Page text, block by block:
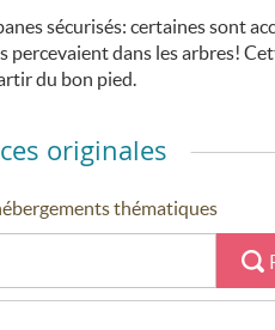
sécurisés: certaines sont
percevaient dans les arbres!
du bon pied.
originales
thématiques